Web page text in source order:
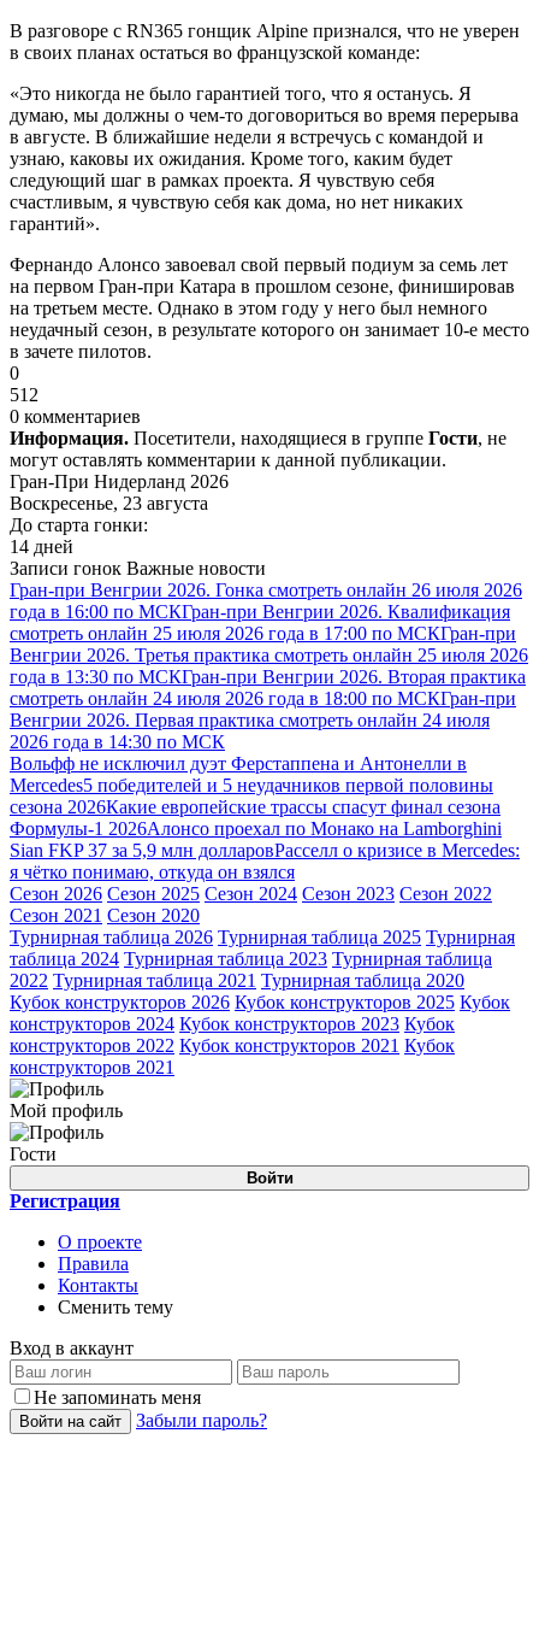
В разговоре с RN365 гонщик Alpine признался, что не уверен
в своих планах остаться во французской команде:
«Это никогда не было гарантией того, что я останусь. Я
думаю, мы должны о чем-то договориться во время перерыва
в августе. В ближайшие недели я встречусь с командой и
узнаю, каковы их ожидания. Кроме того, каким будет
следующий шаг в рамках проекта. Я чувствую себя
счастливым, я чувствую себя как дома, но нет никаких
гарантий».
Фернандо Алонсо завоевал свой первый подиум за семь лет
на первом Гран-при Катара в прошлом сезоне, финишировав
на третьем месте. Однако в этом году у него был немного
неудачный сезон, в результате которого он занимает 10-е место
в зачете пилотов.
0
512
0 комментариев
Информация. Посетители, находящиеся в группе Гости, не
могут оставлять комментарии к данной публикации.
Гран-При Нидерланд 2026
Воскресенье, 23 августа
До старта гонки:
14 дней
Записи гонок Важные новости
Гран-при Венгрии 2026. Гонка смотреть онлайн 26 июля 2026
года в 16:00 по МСКГран-при Венгрии 2026. Квалификация
смотреть онлайн 25 июля 2026 года в 17:00 по МСКГран-при
Венгрии 2026. Третья практика смотреть онлайн 25 июля 2026
года в 13:30 по МСКГран-при Венгрии 2026. Вторая практика
смотреть онлайн 24 июля 2026 года в 18:00 по МСКГран-при
Венгрии 2026. Первая практика смотреть онлайн 24 июля
2026 года в 14:30 по МСК
Вольфф не исключил дуэт Ферстаппена и Антонелли в
Mercedes5 победителей и 5 неудачников первой половины
сезона 2026Какие европейские трассы спасут финал сезона
Формулы-1 2026Алонсо проехал по Монако на Lamborghini
Sian FKP 37 за 5,9 млн долларовРасселл о кризисе в Mercedes:
я чётко понимаю, откуда он взялся
Сезон 2026 Сезон 2025 Сезон 2024 Сезон 2023 Сезон 2022
Сезон 2021 Сезон 2020
Турнирная таблица 2026 Турнирная таблица 2025 Турнирная
таблица 2024 Турнирная таблица 2023 Турнирная таблица
2022 Турнирная таблица 2021 Турнирная таблица 2020
Кубок конструкторов 2026 Кубок конструкторов 2025 Кубок
конструкторов 2024 Кубок конструкторов 2023 Кубок
конструкторов 2022 Кубок конструкторов 2021 Кубок
конструкторов 2021
Мой профиль
Гости
Войти
Регистрация
О проекте
Правила
Контакты
Сменить тему
Вход в аккаунт
Не запоминать меня
Войти на сайт Забыли пароль?